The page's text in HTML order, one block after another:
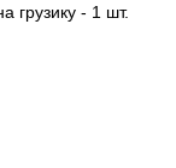
грузику - 1 шт.